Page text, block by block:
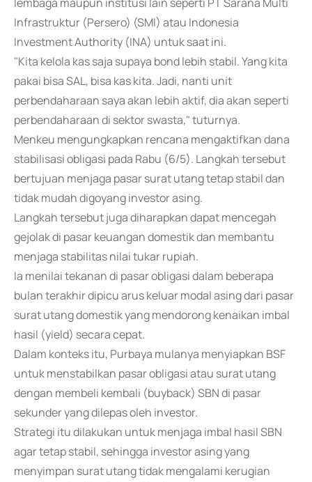
Infrastruktur (Persero) (SMI) atau Indonesia
Investment Authority (INA) untuk saat ini.
"Kita kelola kas saja supaya bond lebih stabil. Yang kita
pakai bisa SAL, bisa kas kita. Jadi, nanti unit
perbendaharaan saya akan lebih aktif, dia akan seperti
perbendaharaan di sektor swasta," tuturnya.
Menkeu mengungkapkan rencana mengaktifkan dana
stabilisasi obligasi pada Rabu (6/5). Langkah tersebut
bertujuan menjaga pasar surat utang tetap stabil dan
tidak mudah digoyang investor asing.
Langkah tersebut juga diharapkan dapat mencegah
gejolak di pasar keuangan domestik dan membantu
menjaga stabilitas nilai tukar rupiah.
Ia menilai tekanan di pasar obligasi dalam beberapa
bulan terakhir dipicu arus keluar modal asing dari pasar
surat utang domestik yang mendorong kenaikan imbal
hasil (yield) secara cepat.
Dalam konteks itu, Purbaya mulanya menyiapkan BSF
untuk menstabilkan pasar obligasi atau surat utang
dengan membeli kembali (buyback) SBN di pasar
sekunder yang dilepas oleh investor.
Strategi itu dilakukan untuk menjaga imbal hasil SBN
agar tetap stabil, sehingga investor asing yang
menyimpan surat utang tidak mengalami kerugian